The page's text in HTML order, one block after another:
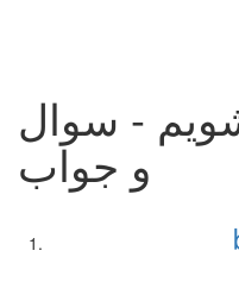
- سوال
و جواب